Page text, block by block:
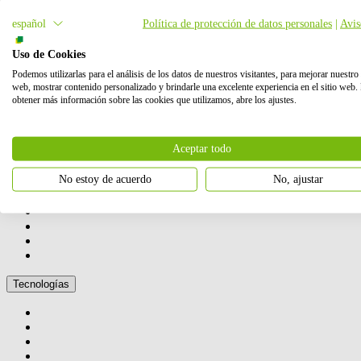
Contáctanos
Cómo podemos ayudarte
Tecnologías
español Política de protección de datos personales |
Uso de Cookies
Podemos utilizarlas para el análisis de los datos de nuestros visitantes, para mejorar
web, mostrar contenido personalizado y brindarle una excelente experiencia en el sitio web.
obtener más información sobre las cookies que utilizamos, abre los ajustes.
Aceptar todo
No estoy de acuerdo No, ajustar